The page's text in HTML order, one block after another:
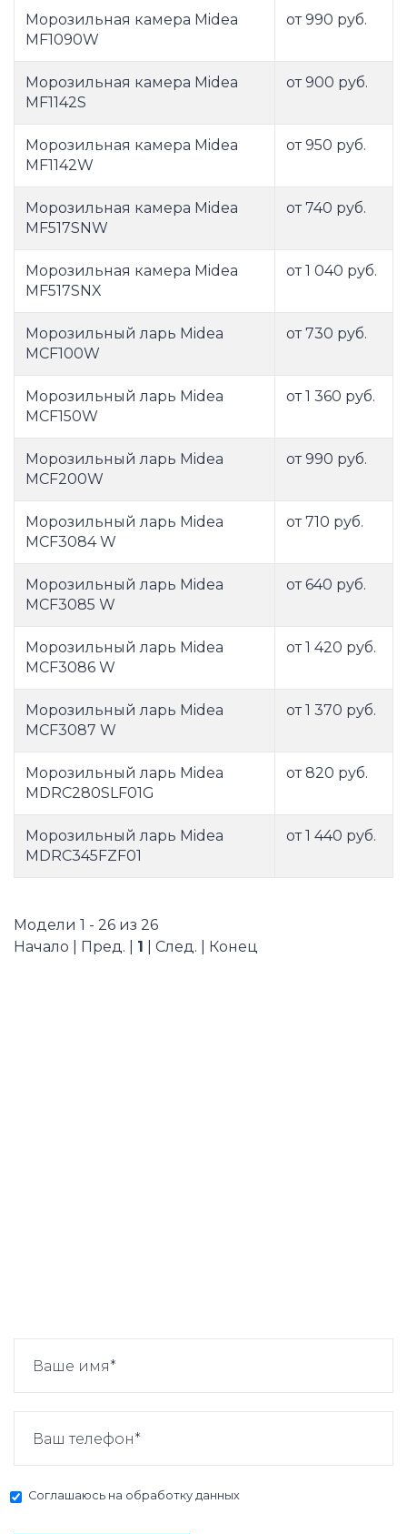
Морозильная камера Midea
MF1090W
от 990 руб.
Морозильная камера Midea
MF1142S
от 900 руб.
Морозильная камера Midea
MF1142W
от 950 руб.
Морозильная камера Midea
MF517SNW
от 740 руб.
Морозильная камера Midea
MF517SNX
от 1 040 руб.
Морозильный ларь Midea
MCF100W
от 730 руб.
Морозильный ларь Midea
MCF150W
от 1 360 руб.
Морозильный ларь Midea
MCF200W
от 990 руб.
Морозильный ларь Midea
MCF3084 W
от 710 руб.
Морозильный ларь Midea
MCF3085 W
от 640 руб.
Морозильный ларь Midea
MCF3086 W
от 1 420 руб.
Морозильный ларь Midea
MCF3087 W
от 1 370 руб.
Морозильный ларь Midea
MDRC280SLF01G
от 820 руб.
Морозильный ларь Midea
MDRC345FZF01
от 1 440 руб.
Модели 1 - 26 из 26
Начало | Пред. | 1 | След. | Конец
Соглашаюсь на обработку данных